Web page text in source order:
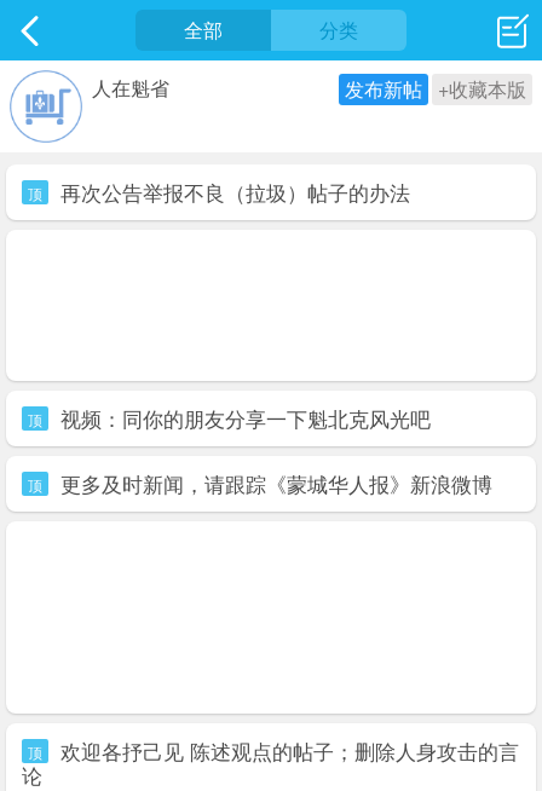
社区 最新发表
全部 分类
人在魁省 +收藏本版
发布新帖
顶再次公告举报不良（拉圾）帖子的办法
顶视频：同你的朋友分享一下魁北克风光吧
顶更多及时新闻，请跟踪《蒙城华人报》新浪微博
顶欢迎各抒己见 陈述观点的帖子；删除人身攻击的言
论